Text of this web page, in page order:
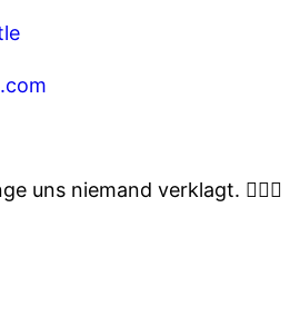
uns niemand verklagt. 👩🏼‍⚖️